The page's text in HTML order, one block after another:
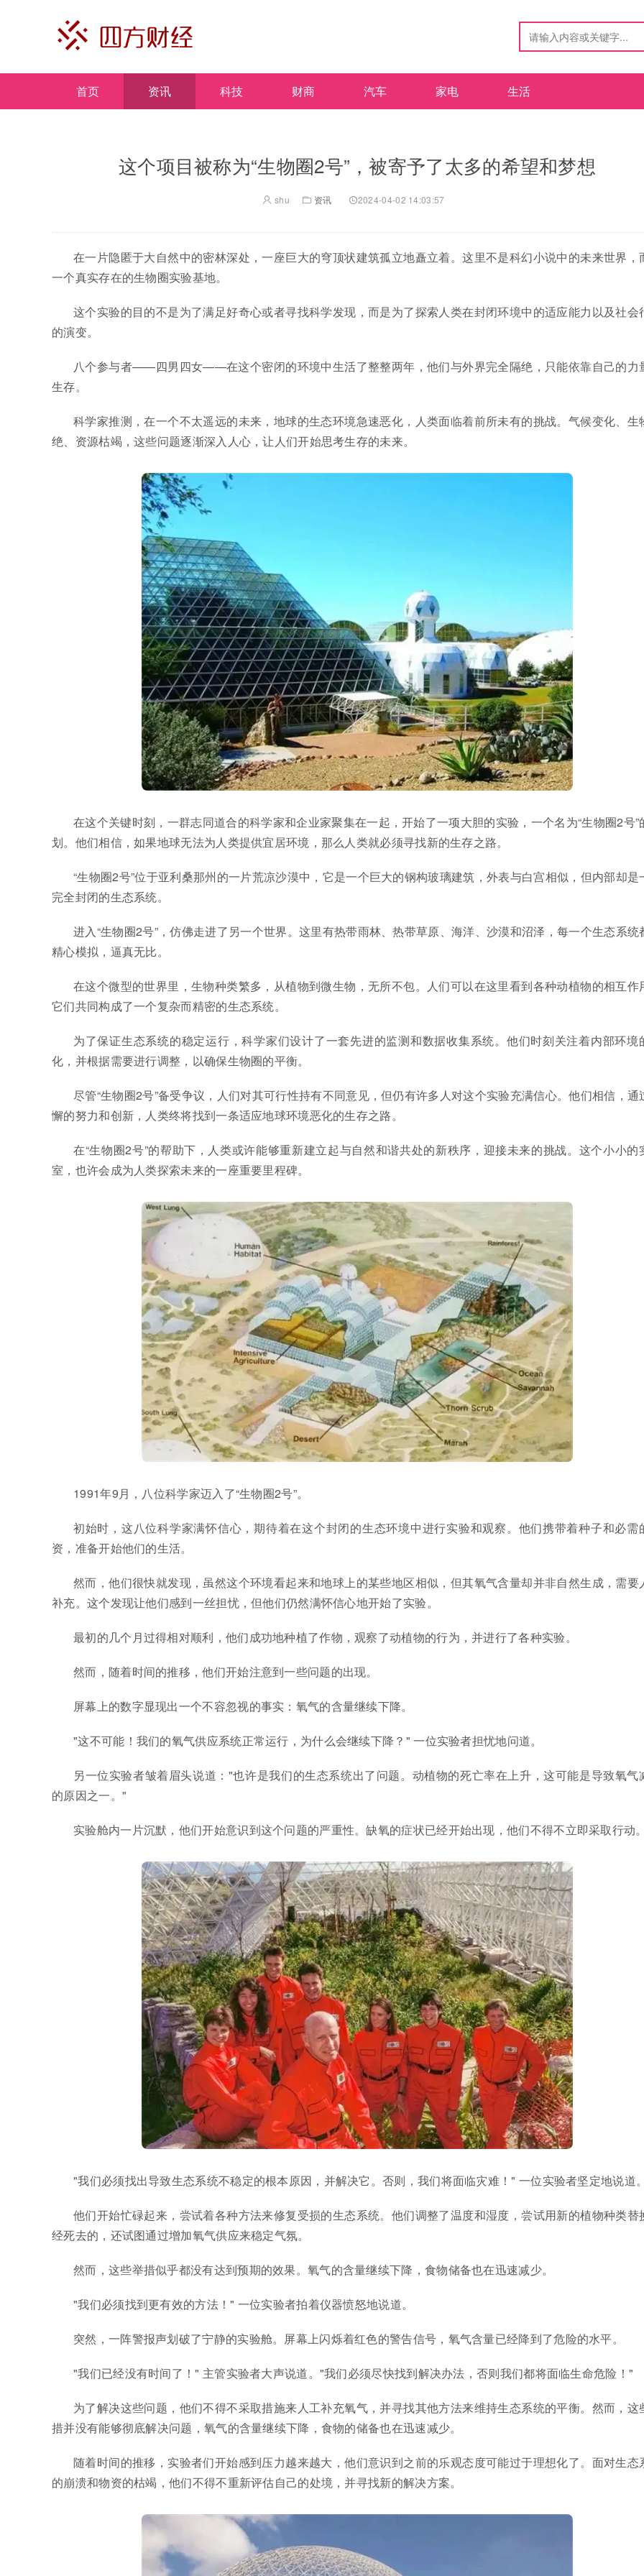
首页 资讯 科技 财商 汽车 家电 生活
这个项目被称为“生物圈2号”，被寄予了太多的希望和梦想
shu 资讯 2024-04-02 14:03:57
在一片隐匿于大自然中的密林深处，一座巨大的穹顶状建筑孤立地矗立着。这里不是科幻小说中的未来世界，
一个真实存在的生物圈实验基地。
这个实验的目的不是为了满足好奇心或者寻找科学发现，而是为了探索人类在封闭环境中的适应能力以及社会
的演变。
八个参与者——四男四女——在这个密闭的环境中生活了整整两年，他们与外界完全隔绝，只能依靠自己的力
生存。
科学家推测，在一个不太遥远的未来，地球的生态环境急速恶化，人类面临着前所未有的挑战。气候变化、生
绝、资源枯竭，这些问题逐渐深入人心，让人们开始思考生存的未来。
在这个关键时刻，一群志同道合的科学家和企业家聚集在一起，开始了一项大胆的实验，一个名为“生物圈2号”
划。他们相信，如果地球无法为人类提供宜居环境，那么人类就必须寻找新的生存之路。
“生物圈2号”位于亚利桑那州的一片荒凉沙漠中，它是一个巨大的钢构玻璃建筑，外表与白宫相似，但内部却是
完全封闭的生态系统。
进入“生物圈2号”，仿佛走进了另一个世界。这里有热带雨林、热带草原、海洋、沙漠和沼泽，每一个生态系统
精心模拟，逼真无比。
在这个微型的世界里，生物种类繁多，从植物到微生物，无所不包。人们可以在这里看到各种动植物的相互作
它们共同构成了一个复杂而精密的生态系统。
为了保证生态系统的稳定运行，科学家们设计了一套先进的监测和数据收集系统。他们时刻关注着内部环境
化，并根据需要进行调整，以确保生物圈的平衡。
尽管“生物圈2号”备受争议，人们对其可行性持有不同意见，但仍有许多人对这个实验充满信心。他们相信，通
懈的努力和创新，人类终将找到一条适应地球环境恶化的生存之路。
在“生物圈2号”的帮助下，人类或许能够重新建立起与自然和谐共处的新秩序，迎接未来的挑战。这个小小的
室，也许会成为人类探索未来的一座重要里程碑。
1991年9月，八位科学家迈入了“生物圈2号”。
初始时，这八位科学家满怀信心，期待着在这个封闭的生态环境中进行实验和观察。他们携带着种子和必需
资，准备开始他们的生活。
然而，他们很快就发现，虽然这个环境看起来和地球上的某些地区相似，但其氧气含量却并非自然生成，需要
补充。这个发现让他们感到一丝担忧，但他们仍然满怀信心地开始了实验。
最初的几个月过得相对顺利，他们成功地种植了作物，观察了动植物的行为，并进行了各种实验。
然而，随着时间的推移，他们开始注意到一些问题的出现。
屏幕上的数字显现出一个不容忽视的事实：氧气的含量继续下降。
"这不可能！我们的氧气供应系统正常运行，为什么会继续下降？" 一位实验者担忧地问道。
另一位实验者皱着眉头说道："也许是我们的生态系统出了问题。动植物的死亡率在上升，这可能是导致氧气
的原因之一。"
实验舱内一片沉默，他们开始意识到这个问题的严重性。缺氧的症状已经开始出现，他们不得不立即采取行动
"我们必须找出导致生态系统不稳定的根本原因，并解决它。否则，我们将面临灾难！" 一位实验者坚定地说道
他们开始忙碌起来，尝试着各种方法来修复受损的生态系统。他们调整了温度和湿度，尝试用新的植物种类替
经死去的，还试图通过增加氧气供应来稳定气氛。
然而，这些举措似乎都没有达到预期的效果。氧气的含量继续下降，食物储备也在迅速减少。
"我们必须找到更有效的方法！" 一位实验者拍着仪器愤怒地说道。
突然，一阵警报声划破了宁静的实验舱。屏幕上闪烁着红色的警告信号，氧气含量已经降到了危险的水平。
"我们已经没有时间了！" 主管实验者大声说道。"我们必须尽快找到解决办法，否则我们都将面临生命危险！"
为了解决这些问题，他们不得不采取措施来人工补充氧气，并寻找其他方法来维持生态系统的平衡。然而，这
措并没有能够彻底解决问题，氧气的含量继续下降，食物的储备也在迅速减少。
随着时间的推移，实验者们开始感到压力越来越大，他们意识到之前的乐观态度可能过于理想化了。面对生态
的崩溃和物资的枯竭，他们不得不重新评估自己的处境，并寻找新的解决方案。